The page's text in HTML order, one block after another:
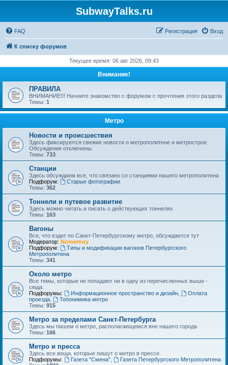
SubwayTalks.ru
FAQ Вход
Регистрация
К списку форумов
Текущее время: 06 авг 2026, 09:43
Внимание!
ПРАВИЛА
ВНИМАНИЕ!!! Начните знакомство с форумом с прочтения этого раздела
Темы: 1
Метро
Новости и происшествия
Здесь фиксируются свежие новости о метрополитене и метрострое.
Обсуждения отключены.
Темы: 733
Станции
Здесь обсуждаем все, что связано со станциями нашего метрополитена
Подфорум:
Старые фотографии
Темы: 362
Тоннели и путевое развитие
Здесь можно читать и писать о действующих тоннелях
Темы: 163
Вагоны
Все, что ездит по Санкт-Петербургскому метро, обсуждается тут
Модератор: Nomernoy
Подфорум:
Типы и модификации вагонов Петербургского
Метрополитена
Темы: 341
Около метро
Все темы, которые не попадают ни в одну из перечисленных выше -
сюда.
Подфорумы:
Информационное пространство и дизайн,
Оплата
проезда
Топонимика метро
Темы: 915
Метро за пределами Санкт-Петербурга
Здесь мы пишем о метро, располагающемся вне нашего города
Темы: 166
Метро и пресса
Здесь все вещи, которые пишут о метро в прессе.
Подфорумы:
Газета "Смена",
Газета Петербургского Метрополитена